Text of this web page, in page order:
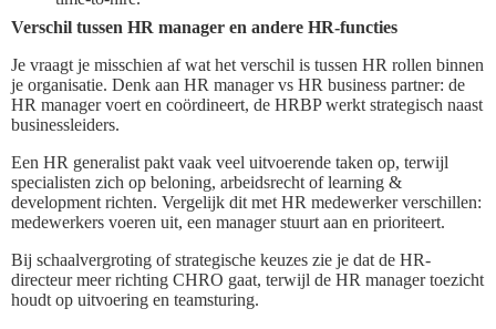
Verschil tussen HR manager en andere HR-functies
Je vraagt je misschien af wat het verschil is tussen HR rollen binnen
je organisatie. Denk aan HR manager vs HR business partner: de
HR manager voert en coördineert, de HRBP werkt strategisch naast
businessleiders.
Een HR generalist pakt vaak veel uitvoerende taken op, terwijl
specialisten zich op beloning, arbeidsrecht of learning &
development richten. Vergelijk dit met HR medewerker verschillen:
medewerkers voeren uit, een manager stuurt aan en prioriteert.
Bij schaalvergroting of strategische keuzes zie je dat de HR-
directeur meer richting CHRO gaat, terwijl de HR manager toezicht
houdt op uitvoering en teamsturing.